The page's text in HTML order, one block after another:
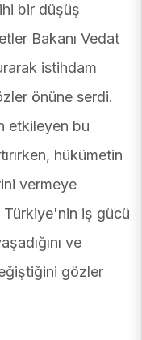
bir düşüş
Bakanı Vedat
istihdam
önüne serdi.
etkileyen bu
hükümetin
vermeye
Türkiye'nin iş gücü
ve
gözler